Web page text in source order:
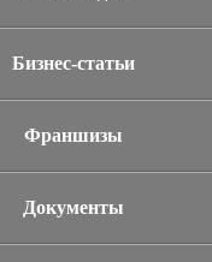
Бизнес-статьи
Франшизы
Документы